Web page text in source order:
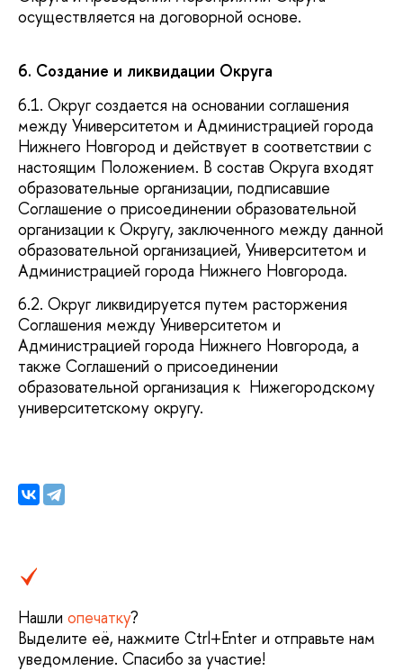
осуществляется на договорной основе.
6. Создание и ликвидации Округа
6.1. Округ создается на основании соглашения
между Университетом и Администрацией города
Нижнего Новгород и действует в соответствии с
настоящим Положением. В состав Округа входят
образовательные организации, подписавшие
Соглашение о присоединении образовательной
организации к Округу, заключенного между данной
образовательной организацией, Университетом и
Администрацией города Нижнего Новгорода.
6.2. Округ ликвидируется путем расторжения
Соглашения между Университетом и
Администрацией города Нижнего Новгорода, а
также Соглашений о присоединении
образовательной организация к Нижегородскому
университетскому округу.
Нашли опечатку?
Выделите её, нажмите Ctrl+Enter и отправьте нам
уведомление. Спасибо за участие!